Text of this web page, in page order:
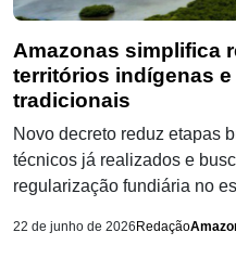
Amazonas simplifica
territórios indígenas
tradicionais
Novo decreto reduz etapas
técnicos já realizados e
regularização fundiária no
22 de junho de 2026 Redação